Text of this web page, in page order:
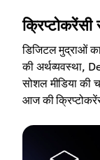
डिजिटल मुद्राओं
की अर्थव्यवस्था,
सोशल मीडिया की
आज की